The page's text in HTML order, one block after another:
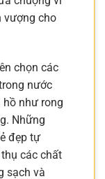
vượng cho
chọn các
nước
như rong
Những
đẹp tự
các chất
sạch và